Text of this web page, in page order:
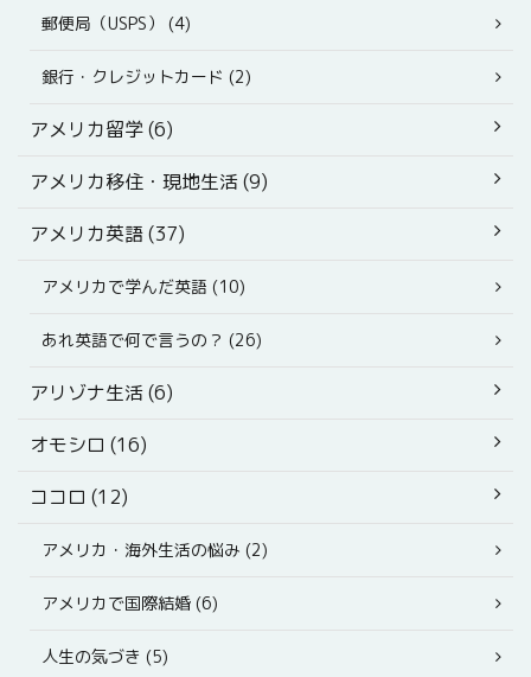
郵便局（USPS） (4)
銀行・クレジットカード (2)
アメリカ留学 (6)
アメリカ移住・現地生活 (9)
アメリカ英語 (37)
アメリカで学んだ英語 (10)
あれ英語で何で言うの？ (26)
アリゾナ生活 (6)
オモシロ (16)
ココロ (12)
アメリカ・海外生活の悩み (2)
アメリカで国際結婚 (6)
人生の気づき (5)